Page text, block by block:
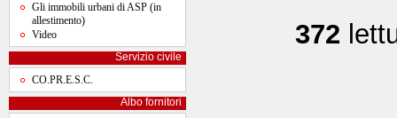
Gli immobili urbani di ASP (in
allestimento)
Video
Servizio civile
CO.PR.E.S.C.
Albo fornitori
372